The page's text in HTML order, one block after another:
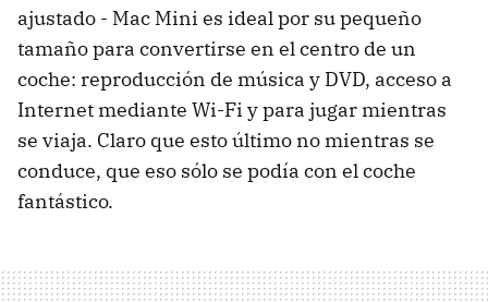
ajustado - Mac Mini es ideal por su pequeño
tamaño para convertirse en el centro de un
coche: reproducción de música y DVD, acceso a
Internet mediante Wi-Fi y para jugar mientras
se viaja. Claro que esto último no mientras se
conduce, que eso sólo se podía con el coche
fantástico.